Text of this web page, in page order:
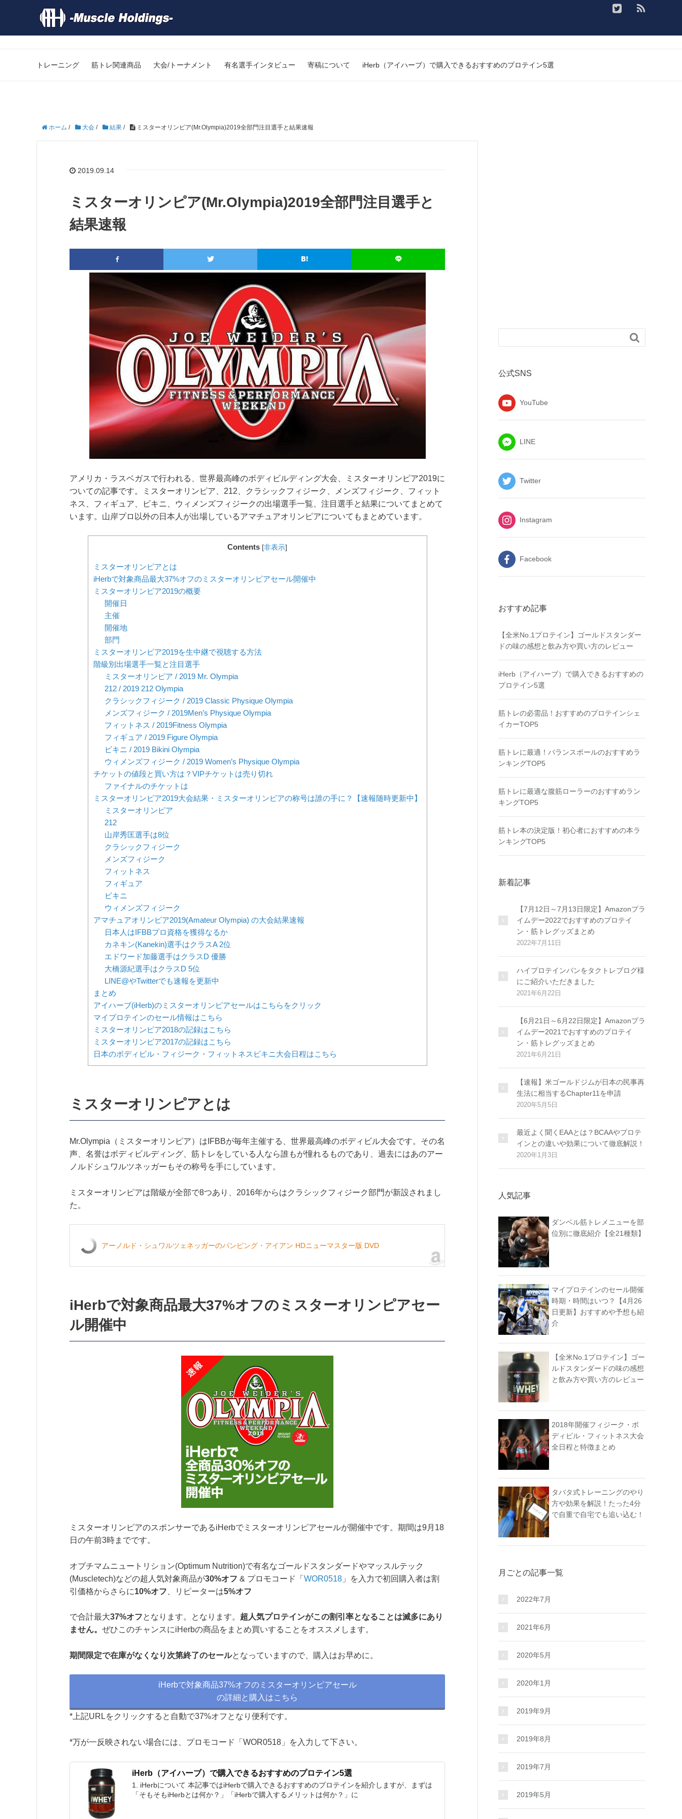
トレーニング 筋トレ関連商品 大会/トーナメント 有名選手インタビュー 寄稿について iHerb（アイハーブ）で購入できるおすすめのプロテイン5選
ホーム / 大会 / 結果 / ミスターオリンピア(Mr.Olympia)2019全部門注目選手と結果速報
2019.09.14
ミスターオリンピア(Mr.Olympia)2019全部門注目選手と
結果速報
アメリカ・ラスベガスで行われる、世界最高峰のボディビルディング大会、ミスターオリンピア2019に
ついての記事です。ミスターオリンピア、212、クラシックフィジーク、メンズフィジーク、フィット
ネス、フィギュア、ビキニ、ウィメンズフィジークの出場選手一覧、注目選手と結果についてまとめて
います。山岸プロ以外の日本人が出場しているアマチュアオリンピアについてもまとめています。
Contents [非表示]
ミスターオリンピアとは
iHerbで対象商品最大37%オフのミスターオリンピアセール開催中
ミスターオリンピア2019の概要
開催日
主催
開催地
部門
ミスターオリンピア2019を生中継で視聴する方法
階級別出場選手一覧と注目選手
ミスターオリンピア / 2019 Mr. Olympia
212 / 2019 212 Olympia
クラシックフィジーク / 2019 Classic Physique Olympia
メンズフィジーク / 2019Men’s Physique Olympia
フィットネス / 2019Fitness Olympia
フィギュア / 2019 Figure Olympia
ビキニ / 2019 Bikini Olympia
ウィメンズフィジーク / 2019 Women’s Physique Olympia
チケットの値段と買い方は？VIPチケットは売り切れ
ファイナルのチケットは
ミスターオリンピア2019大会結果・ミスターオリンピアの称号は誰の手に？【速報随時更新中】
ミスターオリンピア
212
山岸秀匡選手は8位
クラシックフィジーク
メンズフィジーク
フィットネス
フィギュア
ビキニ
ウィメンズフィジーク
アマチュアオリンピア2019(Amateur Olympia) の大会結果速報
日本人はIFBBプロ資格を獲得なるか
カネキン(Kanekin)選手はクラスA 2位
エドワード加藤選手はクラスD 優勝
大橋源紀選手はクラスD 5位
LINE@やTwitterでも速報を更新中
まとめ
アイハーブ(iHerb)のミスターオリンピアセールはこちらをクリック
マイプロテインのセール情報はこちら
ミスターオリンピア2018の記録はこちら
ミスターオリンピア2017の記録はこちら
日本のボディビル・フィジーク・フィットネスビキニ大会日程はこちら
ミスターオリンピアとは
Mr.Olympia（ミスターオリンピア）はIFBBが毎年主催する、世界最高峰のボディビル大会です。その名
声、名誉はボディビルディング、筋トレをしている人なら誰もが憧れるものであり、過去にはあのアー
ノルドシュワルツネッガーもその称号を手にしています。
ミスターオリンピアは階級が全部で8つあり、2016年からはクラシックフィジーク部門が新設されまし
た。
アーノルド・シュワルツェネッガーのパンピング・アイアン HDニューマスター版 DVD
iHerbで対象商品最大37%オフのミスターオリンピアセー
ル開催中
ミスターオリンピアのスポンサーであるiHerbでミスターオリンピアセールが開催中です。期間は9月18
日の午前3時までです。
オプチマムニュートリション(Optimum Nutrition)で有名なゴールドスタンダードやマッスルテック
(Muscletech)などの超人気対象商品が30%オフ & プロモコード「 WOR0518 」を入力で初回購入者は割
引価格からさらに10%オフ 、リピーターは5%オフ
で合計最大37%オフとなります。となります。 超人気プロテインがこの割引率となることは滅多にあり
ません。 ぜひこのチャンスにiHerbの商品をまとめ買いすることをオススメします。
期間限定で在庫がなくなり次第終了のセールとなっていますので、購入はお早めに。
iHerbで対象商品37%オフのミスターオリンピアセール
の詳細と購入はこちら
*上記URLをクリックすると自動で37%オフとなり便利です。
*万が一反映されない場合には、プロモコード「WOR0518」を入力して下さい。
iHerb（アイハーブ）で購入できるおすすめのプロテイン5選
1. iHerbについて 本記事ではiHerbで購入できるおすすめのプロテインを紹介しますが、まずは
「そもそもiHerbとは何か？」「iHerbで購入するメリットは何か？」に

公式SNS
YouTube
LINE
Twitter
Instagram
Facebook
おすすめ記事
【全米No.1プロテイン】ゴールドスタンダー
ドの味の感想と飲み方や買い方のレビュー
iHerb（アイハーブ）で購入できるおすすめの
プロテイン5選
筋トレの必需品！おすすめのプロテインシェ
イカーTOP5
筋トレに最適！バランスボールのおすすめラ
ンキングTOP5
筋トレに最適な腹筋ローラーのおすすめラン
キングTOP5
筋トレ本の決定版！初心者におすすめの本ラ
ンキングTOP5
新着記事
【7月12日～7月13日限定】Amazonプラ
イムデー2022でおすすめのプロテイ
ン・筋トレグッズまとめ
2022年7月11日
ハイプロテインパンをタクトレブログ様
にご紹介いただきました
2021年6月22日
【6月21日～6月22日限定】Amazonプラ
イムデー2021でおすすめのプロテイ
ン・筋トレグッズまとめ
2021年6月21日
【速報】米ゴールドジムが日本の民事再
生法に相当するChapter11を申請
2020年5月5日
最近よく聞くEAAとは？BCAAやプロテ
インとの違いや効果について徹底解説！
2020年1月3日
人気記事
ダンベル筋トレメニューを部
位別に徹底紹介【全21種類】
マイプロテインのセール開催
時期・時間はいつ？【4月26
日更新】おすすめや予想も紹
介
【全米No.1プロテイン】ゴー
ルドスタンダードの味の感想
と飲み方や買い方のレビュー
2018年開催フィジーク・ボ
ディビル・フィットネス大会
全日程と特徴まとめ
タバタ式トレーニングのやり
方や効果を解説！たった4分
で自重で自宅でも追い込む！
月ごとの記事一覧
2022年7月
2021年6月
2020年5月
2020年1月
2019年9月
2019年8月
2019年7月
2019年5月